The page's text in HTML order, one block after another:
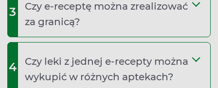
3
Czy e‑receptę można zrealizować
za granicą?
4
Czy leki z jednej e‑recepty można
wykupić w różnych aptekach?